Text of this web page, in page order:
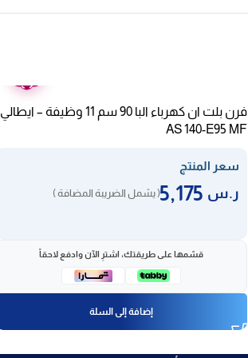
فرن بلت ان كهرباء البا 90 سم 11 وظيفة – ايطالي
AS 140-E95 MF
سعر المنتج
ر.س ( يشمل الضريبة المضافة )
قسّمها على طريقتك، اشترِ الآن وادفع لاحقاً
إضافة إلى السلة